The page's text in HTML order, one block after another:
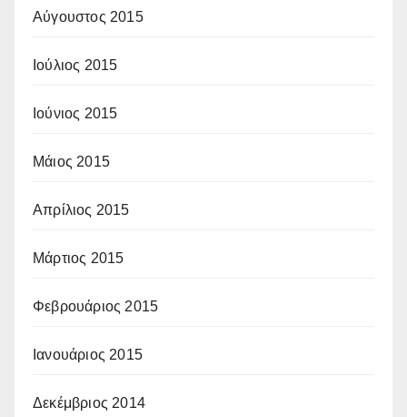
Αύγουστος 2015
Ιούλιος 2015
Ιούνιος 2015
Μάιος 2015
Απρίλιος 2015
Μάρτιος 2015
Φεβρουάριος 2015
Ιανουάριος 2015
Δεκέμβριος 2014